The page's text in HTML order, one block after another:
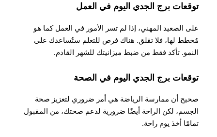
توقعات برج الجدي اليوم في العمل
على الصعيد المهني، إذا لم تسر الأمور في العمل كما هو
مُخطط لها، فلا تقلق. هناك فرص للتعلم ستُساعدك على
النمو. تأكد فقط من ضبط ميزانيتك للشهر القادم.
توقعات برج الجدي اليوم في الصحة
​​صحيح أن ممارسة الرياضة هي أمر ضروري لتعزيز صحة
الجسم، لكن الراحة أيضًا ضرورية لدعم صحتك، من المقبول
تمامًا أخذ يوم راحة.